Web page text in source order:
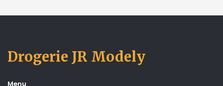
Drogerie JR Modely
Menu